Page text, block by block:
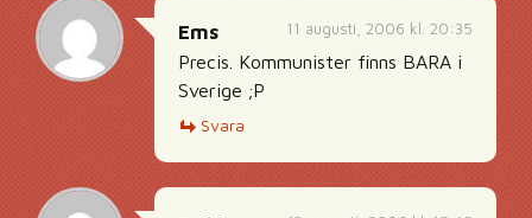
11 augusti, 2006 kl. 20:35
Ems
Precis. Kommunister finns BARA i
Sverige ;P
Svara